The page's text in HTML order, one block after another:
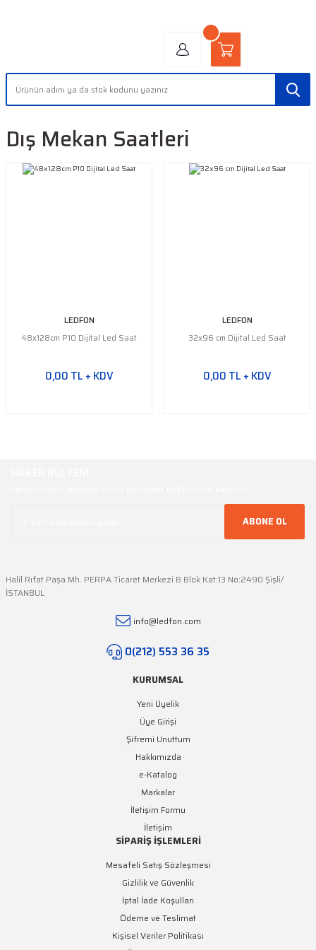
Dış Mekan Saatleri
LEDFON
48x128cm P10 Dijital Led Saat
0,00 TL + KDV
LEDFON
32x96 cm Dijital Led Saat
0,00 TL + KDV
ABONE OL
Halil Rıfat Paşa Mh. PERPA Ticaret Merkezi B Blok Kat:13 No:2490 Şişli/
İSTANBUL
info@ledfon.com
0(212) 553 36 35
KURUMSAL
Yeni Üyelik
Üye Girişi
Şifremi Unuttum
Hakkımızda
e-Katalog
Markalar
İletişim Formu
İletişim
SİPARİŞ İŞLEMLERİ
Mesafeli Satış Sözleşmesi
Gizlilik ve Güvenlik
İptal İade Koşulları
Ödeme ve Teslimat
Kişisel Veriler Politikası